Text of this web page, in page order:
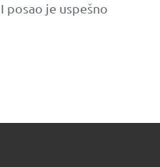
posao je uspešno